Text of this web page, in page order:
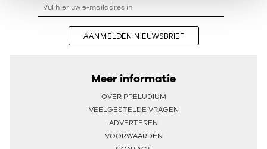
AANMELDEN NIEUWSBRIEF
Meer informatie
OVER PRELUDIUM
VEELGESTELDE VRAGEN
ADVERTEREN
VOORWAARDEN